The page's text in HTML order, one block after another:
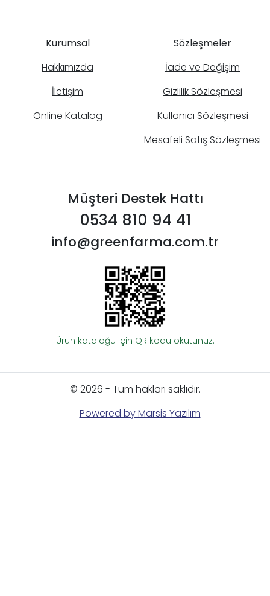
Kurumsal
Hakkımızda
İletişim
Online Katalog
Sözleşmeler
İade ve Değişim
Gizlilik Sözleşmesi
Kullanıcı Sözleşmesi
Mesafeli Satış Sözleşmesi
Müşteri Destek Hattı
0534 810 94 41
info@greenfarma.com.tr
Ürün kataloğu için QR kodu okutunuz.
© 2026 - Tüm hakları saklıdır.
Powered by Marsis Yazılım